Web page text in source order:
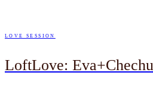
LOVE SESSION
LoftLove: Eva+Chechu